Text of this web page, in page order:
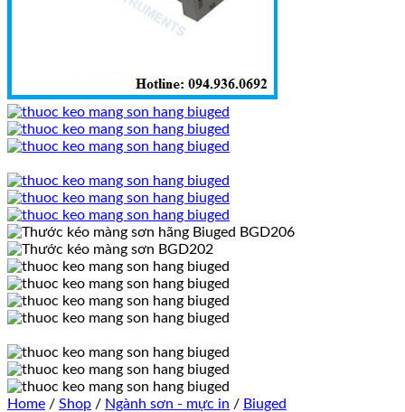
Home / Shop / Ngành sơn - mực in / Biuged